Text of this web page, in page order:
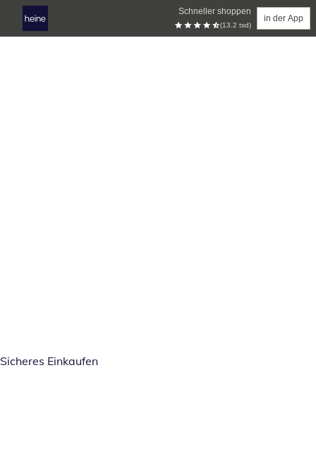
Schneller shoppen
(13.2 tsd)
in der App
Sicheres Einkaufen